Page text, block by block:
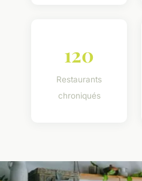
120
Restaurants
chroniqués